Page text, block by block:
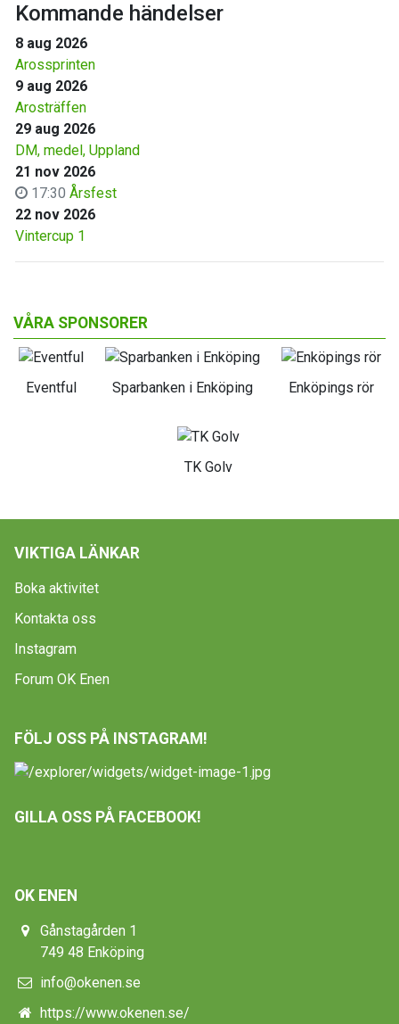
Kommande händelser
8 aug 2026
Arossprinten
9 aug 2026
Arosträffen
29 aug 2026
DM, medel, Uppland
21 nov 2026
17:30 Årsfest
22 nov 2026
Vintercup 1
VÅRA SPONSORER
Eventful Sparbanken i Enköping Enköpings rör
TK Golv
VIKTIGA LÄNKAR
Boka aktivitet
Kontakta oss
Instagram
Forum OK Enen
FÖLJ OSS PÅ INSTAGRAM!
GILLA OSS PÅ FACEBOOK!
OK ENEN
Gånstagården 1
749 48 Enköping
info@okenen.se
https://www.okenen.se/